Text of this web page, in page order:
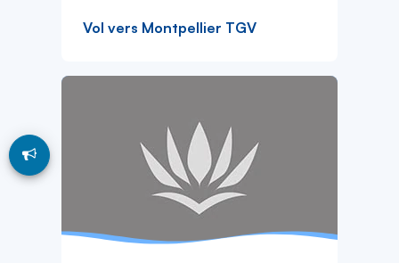
Vol vers Montpellier TGV